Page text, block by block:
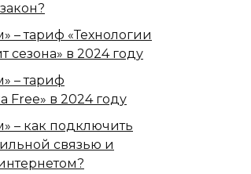
– тариф «Технологии
сезона» в 2024 году
– тариф
Free» в 2024 году
– как подключить
связью и